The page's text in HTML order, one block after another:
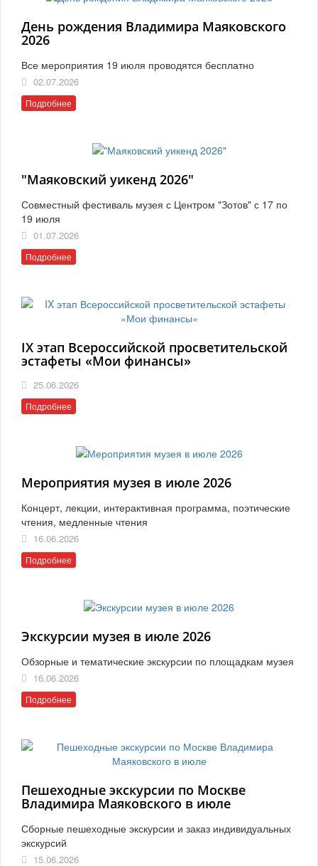
День рождения Владимира Маяковского
2026
Все мероприятия 19 июля проводятся бесплатно
02.07.2026
Подробнее
"Маяковский уикенд 2026"
Совместный фестиваль музея с Центром "Зотов" с 17 по
19 июля
01.07.2026
Подробнее
IX этап Всероссийской просветительской
эстафеты «Мои финансы»
25.06.2026
Подробнее
Мероприятия музея в июле 2026
Концерт, лекции, интерактивная программа, поэтические
чтения, медленные чтения
16.06.2026
Подробнее
Экскурсии музея в июле 2026
Обзорные и тематические экскурсии по площадкам музея
16.06.2026
Подробнее
Пешеходные экскурсии по Москве
Владимира Маяковского в июле
Сборные пешеходные экскурсии и заказ индивидуальных
экскурсий
15.06.2026